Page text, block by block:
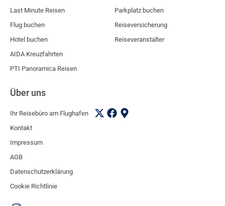
Last Minute Reisen
Flug buchen
Hotel buchen
AIDA Kreuzfahrten
PTI Panoramica Reisen
Parkplatz buchen
Reiseversicherung
Reiseveranstalter
Über uns
Ihr Reisebüro am Flughafen
Kontakt
Impressum
AGB
Datenschutzerklärung
Cookie Richtlinie